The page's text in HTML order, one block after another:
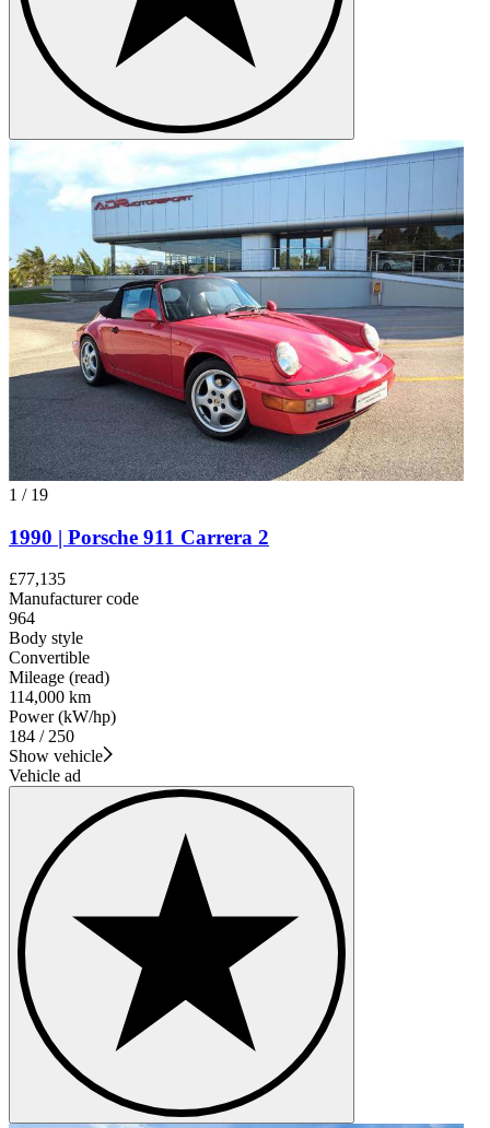
1 / 19
1990 | Porsche 911 Carrera 2
£77,135
Manufacturer code
964
Body style
Convertible
Mileage (read)
114,000 km
Power (kW/hp)
184 / 250
Show vehicle
Vehicle ad